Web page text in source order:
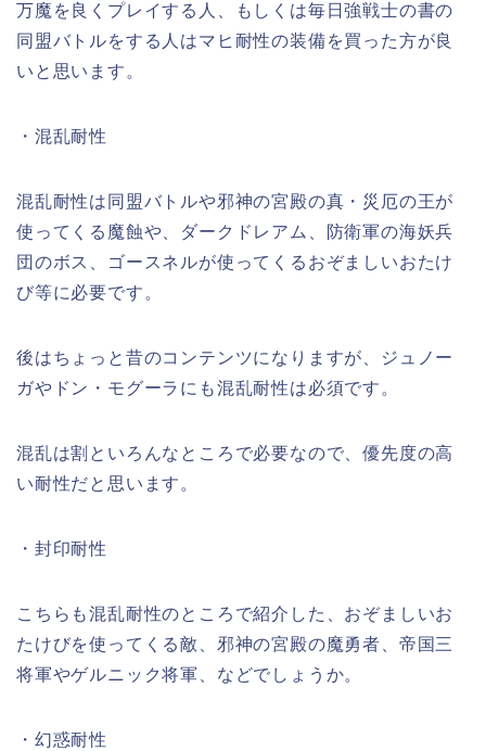
万魔を良くプレイする人、もしくは毎日強戦士の書の
同盟バトルをする人はマヒ耐性の装備を買った方が良
いと思います。
・混乱耐性
混乱耐性は同盟バトルや邪神の宮殿の真・災厄の王が
使ってくる魔蝕や、ダークドレアム、防衛軍の海妖兵
団のボス、ゴースネルが使ってくるおぞましいおたけ
び等に必要です。
後はちょっと昔のコンテンツになりますが、ジュノー
ガやドン・モグーラにも混乱耐性は必須です。
混乱は割といろんなところで必要なので、優先度の高
い耐性だと思います。
・封印耐性
こちらも混乱耐性のところで紹介した、おぞましいお
たけびを使ってくる敵、邪神の宮殿の魔勇者、帝国三
将軍やゲルニック将軍、などでしょうか。
・幻惑耐性